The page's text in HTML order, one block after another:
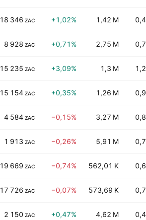
18 346 ZAC +1,02% 1,42 M
8 928 ZAC +0,71% 2,75 M
15 235 ZAC +3,09% 1,3 M
15 154 ZAC +0,35% 1,26 M
4 584 ZAC −0,15% 3,27 M
1 913 ZAC −0,26% 5,91 M
19 669 ZAC −0,74% 562,01 K
17 726 ZAC −0,07% 573,69 K
2 150 ZAC +0,47% 4,62 M